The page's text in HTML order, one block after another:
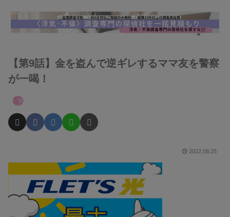
【第9話】金を盗んで逆ギレするママ友を警察
が一喝！
女性たちのスカッと話
2022.08.25